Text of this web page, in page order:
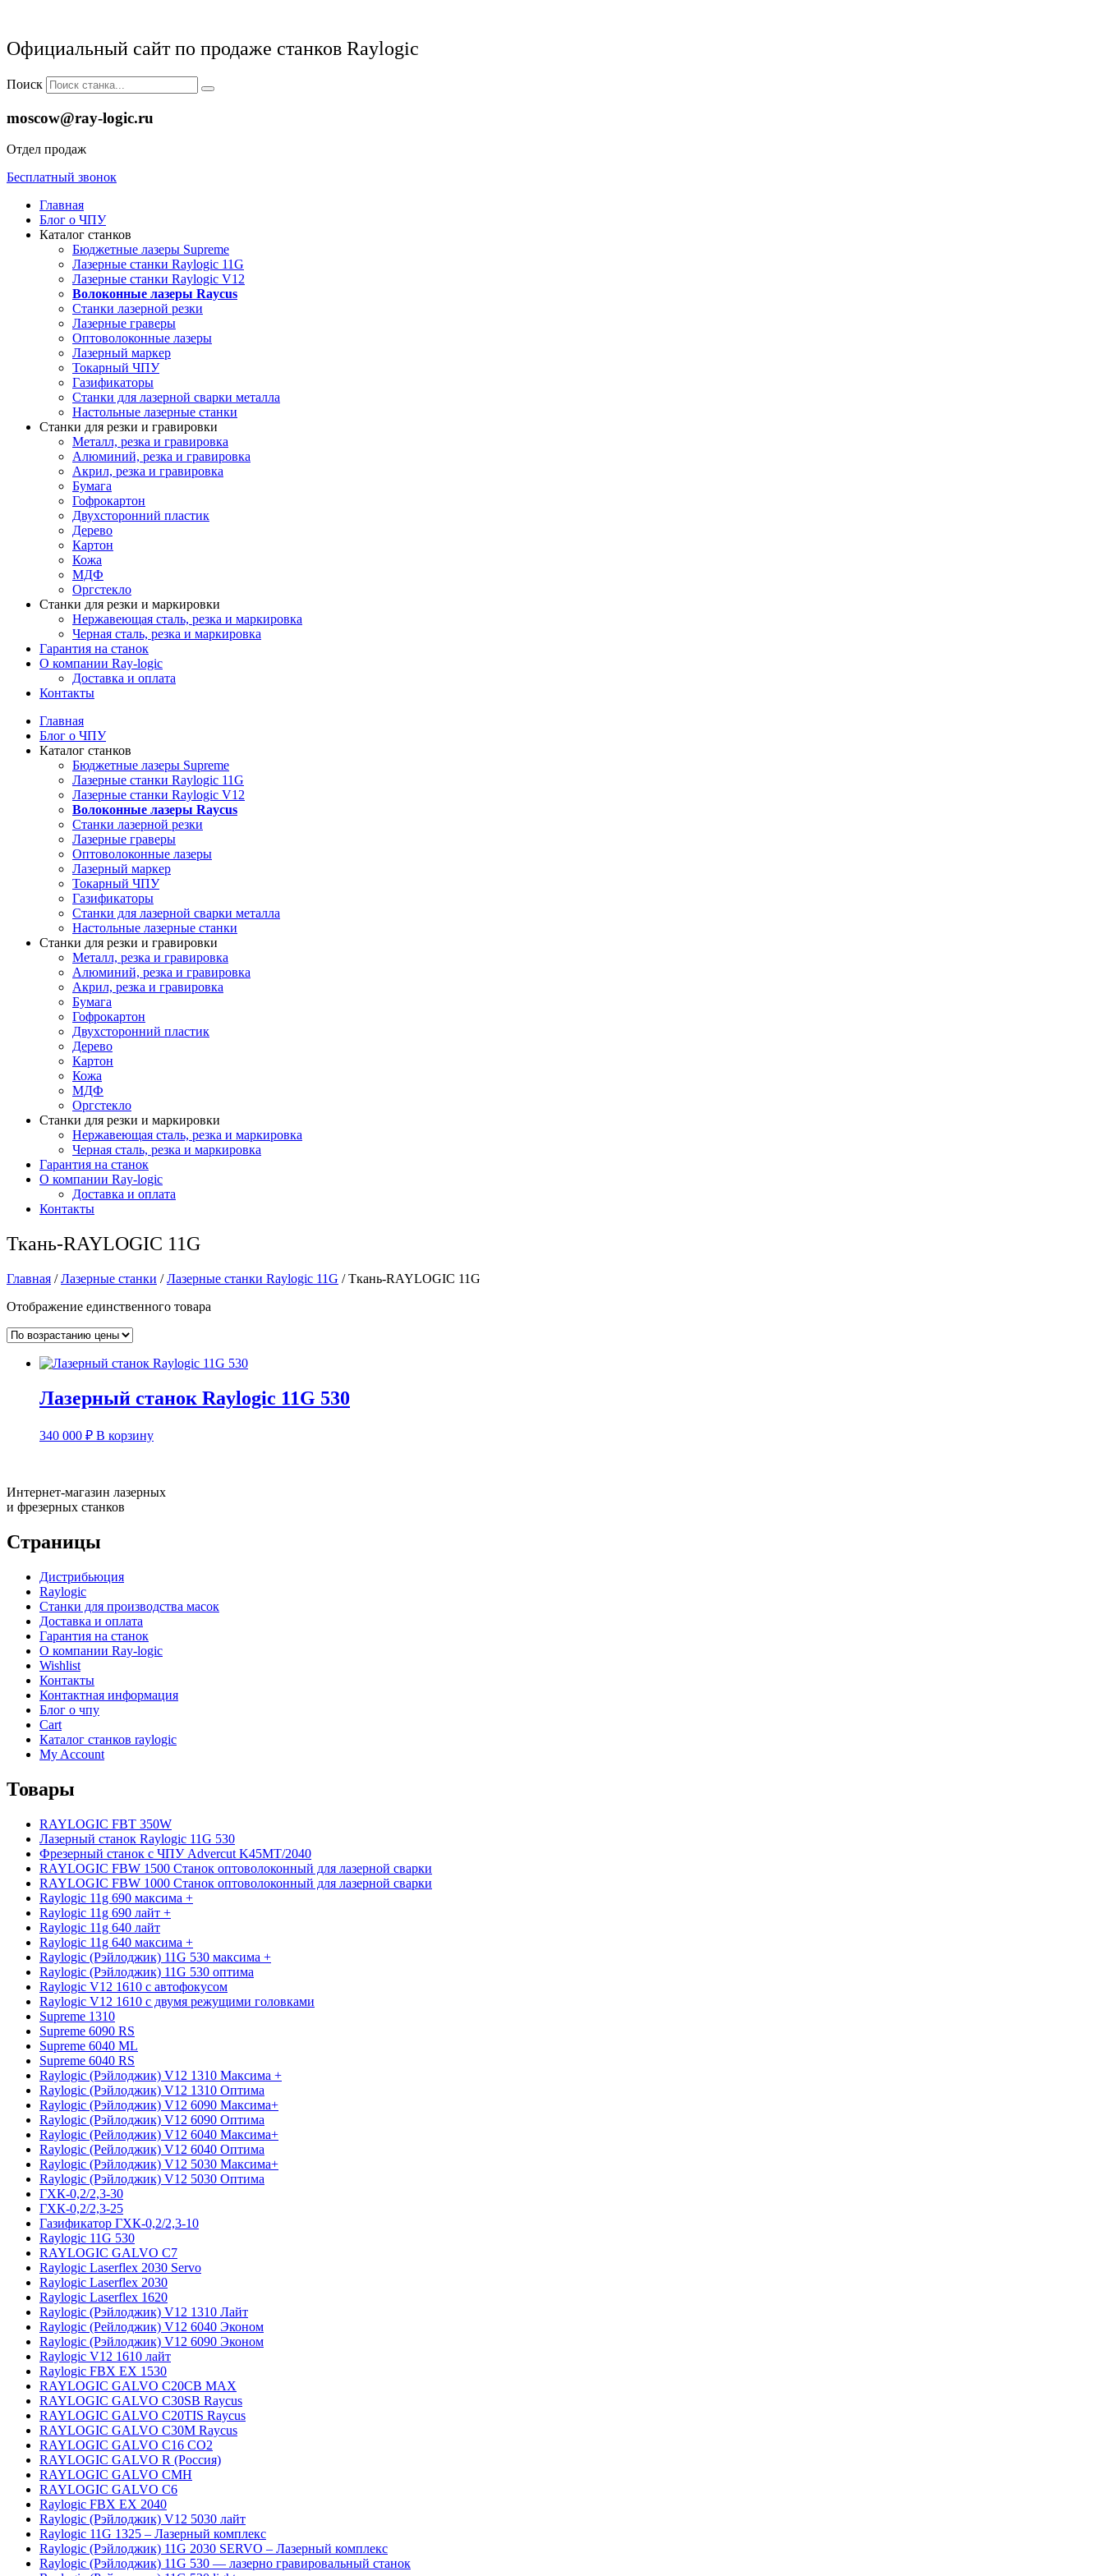
Официальный сайт по продаже станков Raylogic
Поиск
moscow@ray-logic.ru
Отдел продаж
Бесплатный звонок
Главная
Блог о ЧПУ
Каталог станков
Бюджетные лазеры Supreme
Лазерные станки Raylogic 11G
Лазерные станки Raylogic V12
Волоконные лазеры Raycus
Станки лазерной резки
Лазерные граверы
Оптоволоконные лазеры
Лазерный маркер
Токарный ЧПУ
Газификаторы
Cтанки для лазерной сварки металла
Настольные лазерные станки
Станки для резки и гравировки
Металл, резка и гравировка
Алюминий, резка и гравировка
Акрил, резка и гравировка
Бумага
Гофрокартон
Двухсторонний пластик
Дерево
Картон
Кожа
МДФ
Оргстекло
Станки для резки и маркировки
Нержавеющая сталь, резка и маркировка
Черная сталь, резка и маркировка
Гарантия на станок
О компании Ray-logic
Доставка и оплата
Контакты
Главная
Блог о ЧПУ
Каталог станков
Бюджетные лазеры Supreme
Лазерные станки Raylogic 11G
Лазерные станки Raylogic V12
Волоконные лазеры Raycus
Станки лазерной резки
Лазерные граверы
Оптоволоконные лазеры
Лазерный маркер
Токарный ЧПУ
Газификаторы
Cтанки для лазерной сварки металла
Настольные лазерные станки
Станки для резки и гравировки
Металл, резка и гравировка
Алюминий, резка и гравировка
Акрил, резка и гравировка
Бумага
Гофрокартон
Двухсторонний пластик
Дерево
Картон
Кожа
МДФ
Оргстекло
Станки для резки и маркировки
Нержавеющая сталь, резка и маркировка
Черная сталь, резка и маркировка
Гарантия на станок
О компании Ray-logic
Доставка и оплата
Контакты
Ткань-RAYLOGIC 11G
Главная /Лазерные станки /Лазерные станки Raylogic 11G / Ткань-RAYLOGIC 11G
Отображение единственного товара
Лазерный станок Raylogic 11G 530
340 000 ₽ В корзину
Интернет-магазин лазерных
и фрезерных станков
Страницы
Дистрибьюция
Raylogic
Станки для производства масок
Доставка и оплата
Гарантия на станок
О компании Ray-logic
Wishlist
Контакты
Контактная информация
Блог о чпу
Cart
Каталог станков raylogic
My Account
Товары
RAYLOGIC FBT 350W
Лазерный станок Raylogic 11G 530
Фрезерный станок с ЧПУ Advercut K45MT/2040
RAYLOGIC FBW 1500 Станок оптоволоконный для лазерной сварки
RAYLOGIC FBW 1000 Станок оптоволоконный для лазерной сварки
Raylogic 11g 690 максима +
Raylogic 11g 690 лайт +
Raylogic 11g 640 лайт
Raylogic 11g 640 максима +
Raylogic (Рэйлоджик) 11G 530 максима +
Raylogic (Рэйлоджик) 11G 530 оптима
Raylogic V12 1610 с автофокусом
Raylogic V12 1610 с двумя режущими головками
Supreme 1310
Supreme 6090 RS
Supreme 6040 ML
Supreme 6040 RS
Raylogic (Рэйлоджик) V12 1310 Максима +
Raylogic (Рэйлоджик) V12 1310 Оптима
Raylogic (Рэйлоджик) V12 6090 Максима+
Raylogic (Рэйлоджик) V12 6090 Оптима
Raylogic (Рейлоджик) V12 6040 Максима+
Raylogic (Рейлоджик) V12 6040 Оптима
Raylogic (Рэйлоджик) V12 5030 Максима+
Raylogic (Рэйлоджик) V12 5030 Оптима
ГХК-0,2/2,3-30
ГХК-0,2/2,3-25
Газификатор ГХК-0,2/2,3-10
Raylogic 11G 530
RAYLOGIC GALVO С7
Raylogic Laserflex 2030 Servo
Raylogic Laserflex 2030
Raylogic Laserflex 1620
Raylogic (Рэйлоджик) V12 1310 Лайт
Raylogic (Рейлоджик) V12 6040 Эконом
Raylogic (Рэйлоджик) V12 6090 Эконом
Raylogic V12 1610 лайт
Raylogic FBX EX 1530
RAYLOGIC GALVO С20CB MAX
RAYLOGIC GALVO С30SB Raycus
RAYLOGIC GALVO C20TIS Raycus
RAYLOGIC GALVO С30M Raycus
RAYLOGIC GALVO С16 CO2
RAYLOGIC GALVO R (Россия)
RAYLOGIC GALVO CMH
RAYLOGIC GALVO С6
Raylogic FBX EX 2040
Raylogic (Рэйлоджик) V12 5030 лайт
Raylogic 11G 1325 – Лазерный комплекс
Raylogic (Рэйлоджик) 11G 2030 SERVO – Лазерный комплекс
Raylogic (Рэйлоджик) 11G 530 — лазерно гравировальный станок